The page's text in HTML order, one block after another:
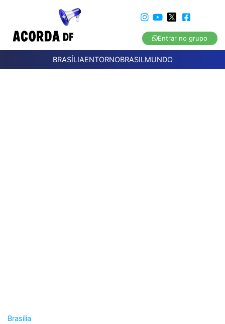
Entrar no grupo
BRASÍLIAENTORNOBRASILMUNDO
Brasília